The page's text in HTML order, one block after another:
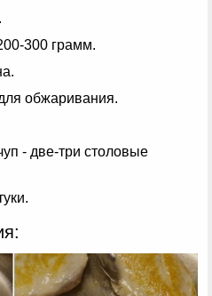
300 грамм.
обжаривания.
- две-три столовые